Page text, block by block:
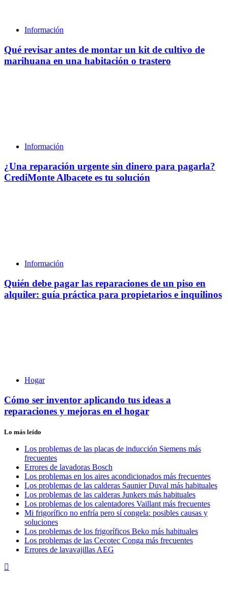
Información
Qué revisar antes de montar un kit de cultivo de
marihuana en una habitación o trastero
Información
¿Una reparación urgente sin dinero para pagarla?
CrediMonte Albacete es tu solución
Información
Quién debe pagar las reparaciones de un piso en
alquiler: guía práctica para propietarios e inquilinos
Hogar
Cómo ser inventor aplicando tus ideas a
reparaciones y mejoras en el hogar
Lo más leído
Los problemas de las placas de inducción Siemens más
frecuentes
Errores de lavadoras Bosch
Los problemas en los aires acondicionados más frecuentes
Los problemas de las calderas Saunier Duval más habituales
Los problemas de las calderas Junkers más habituales
Los problemas de los calentadores Vaillant más frecuentes
Mi frigorífico no enfría pero sí congela: posibles causas y
soluciones
Los problemas de los frigoríficos Beko más habituales
Los problemas de las Cecotec Conga más frecuentes
Errores de lavavajillas AEG